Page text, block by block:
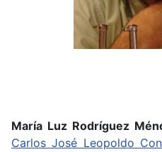
María Luz Rodríguez
Carlos José Leopoldo